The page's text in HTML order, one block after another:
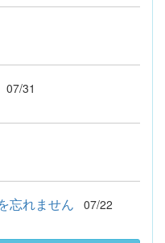
07/31
忘れません 07/22